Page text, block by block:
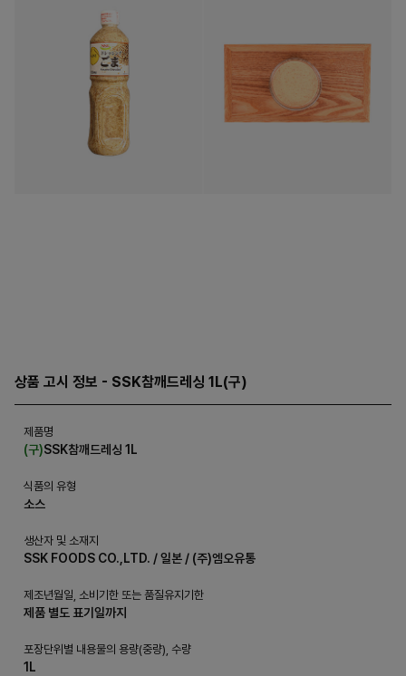
상품 고시 정보 - SSK참깨드레싱 1L(구)
제품명
(구)SSK참깨드레싱 1L
식품의 유형
소스
생산자 및 소재지
SSK FOODS CO.,LTD. / 일본 / (주)엠오유통
제조년월일, 소비기한 또는 품질유지기한
제품 별도 표기일까지
포장단위별 내용물의 용량(중량), 수량
1L